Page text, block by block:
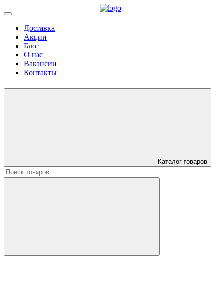
Доставка
Акции
Блог
О нас
Вакансии
Контакты
Каталог товаров
Искать: